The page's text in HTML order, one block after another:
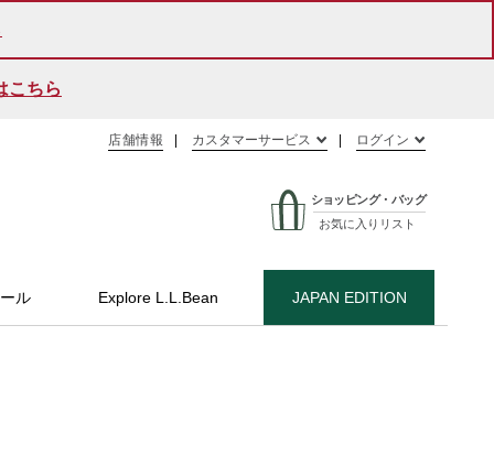
こちら
店舗情報 カスタマーサービス ログイン
ショッピング・バッグ
お気に入りリスト
ル Explore L.L.Bean JAPAN EDITION